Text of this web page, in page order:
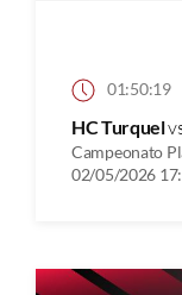
01:50:19
HC Turquel
Campeonato
02/05/2026